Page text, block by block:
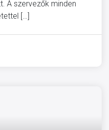
A szervezők minden
[…]